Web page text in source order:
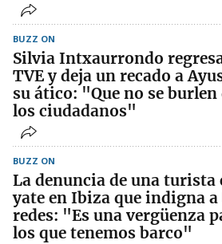
BUZZ ON
Silvia Intxaurrondo
TVE y deja un recado a
su ático: "Que no se burlen
los ciudadanos"
BUZZ ON
La denuncia de una turista
yate en Ibiza que indigna a
redes: "Es una vergüenza
los que tenemos barco"